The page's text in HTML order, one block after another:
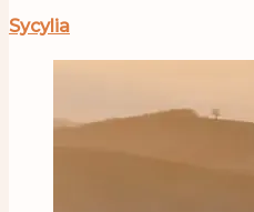
Sycylia